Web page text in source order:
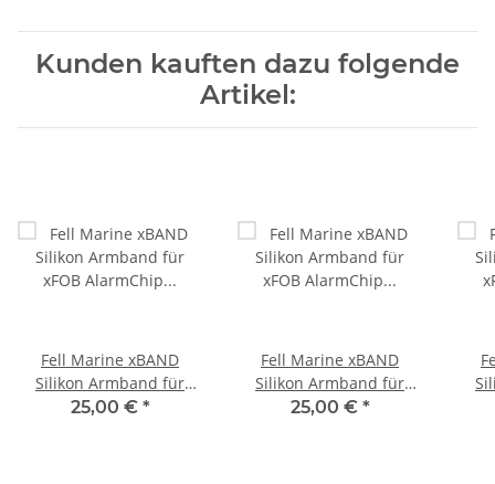
Kunden kauften dazu folgende
Artikel:
Fell Marine xBAND
Silikon Armband für
xFOB AlarmChip Blau
25,00 € *
Fell Marine xBAND
Silikon Armband für
xFOB AlarmChip Gelb
25,00 € *